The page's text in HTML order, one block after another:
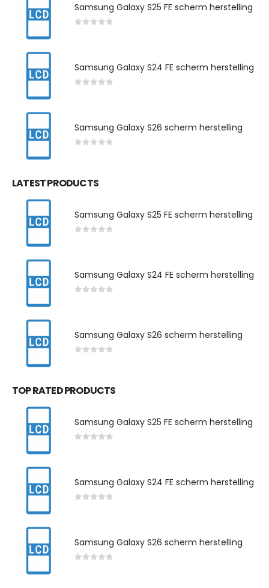
Samsung Galaxy S25 FE scherm herstelling
Samsung Galaxy S24 FE scherm herstelling
Samsung Galaxy S26 scherm herstelling
LATEST PRODUCTS
Samsung Galaxy S25 FE scherm herstelling
Samsung Galaxy S24 FE scherm herstelling
Samsung Galaxy S26 scherm herstelling
TOP RATED PRODUCTS
Samsung Galaxy S25 FE scherm herstelling
Samsung Galaxy S24 FE scherm herstelling
Samsung Galaxy S26 scherm herstelling